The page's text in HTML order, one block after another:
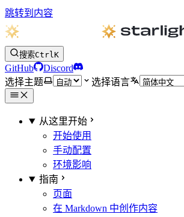
跳转到内容
搜索CtrlK
GitHub
Discord
选择主题
选择语言
从这里开始
开始使用
手动配置
环境影响
指南
页面
在 Markdown 中创作内容